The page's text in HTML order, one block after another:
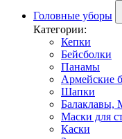
Головные уборы
Категории:
Кепки
Бейсболки
Панамы
Армейские
Шапки
Балаклавы,
Маски для
Каски